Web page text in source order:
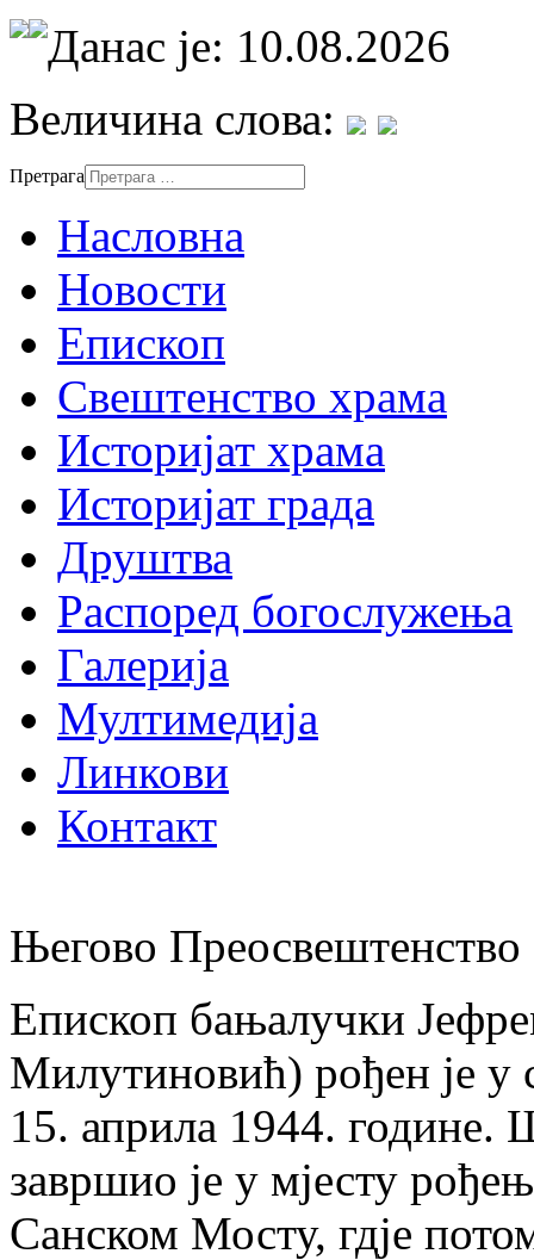
Данас је: 10.08.2026
Величина слова:
Претрага
Насловна
Новости
Епископ
Свештенство храма
Историјат храма
Историјат града
Друштва
Распоред богослужења
Галерија
Мултимедија
Линкови
Контакт
Његово
Епископ бањалучки
Милутиновић) рођен је у
15. априла 1944. године.
завршио је у мјесту
Санском Мосту, гдје